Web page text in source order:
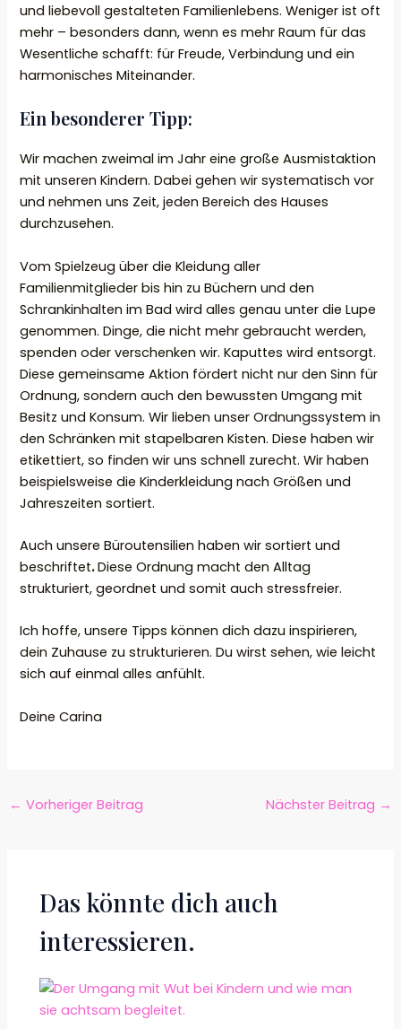
und liebevoll gestalteten Familienlebens. Weniger ist oft
mehr – besonders dann, wenn es mehr Raum für das
Wesentliche schafft: für Freude, Verbindung und ein
harmonisches Miteinander.
Ein besonderer Tipp:
Wir machen zweimal im Jahr eine große Ausmistaktion
mit unseren Kindern. Dabei gehen wir systematisch vor
und nehmen uns Zeit, jeden Bereich des Hauses
durchzusehen.
Vom Spielzeug über die Kleidung aller
Familienmitglieder bis hin zu Büchern und den
Schrankinhalten im Bad wird alles genau unter die Lupe
genommen. Dinge, die nicht mehr gebraucht werden,
spenden oder verschenken wir. Kaputtes wird entsorgt.
Diese gemeinsame Aktion fördert nicht nur den Sinn für
Ordnung, sondern auch den bewussten Umgang mit
Besitz und Konsum. Wir lieben unser Ordnungssystem in
den Schränken mit stapelbaren Kisten. Diese haben wir
etikettiert, so finden wir uns schnell zurecht. Wir haben
beispielsweise die Kinderkleidung nach Größen und
Jahreszeiten sortiert.
Auch unsere Büroutensilien haben wir sortiert und
beschriftet.Diese Ordnung macht den Alltag
strukturiert, geordnet und somit auch stressfreier.
Ich hoffe, unsere Tipps können dich dazu inspirieren,
dein Zuhause zu strukturieren. Du wirst sehen, wie leicht
sich auf einmal alles anfühlt.
Deine Carina
← Vorheriger Beitrag Nächster Beitrag →
Das könnte dich auch
interessieren.